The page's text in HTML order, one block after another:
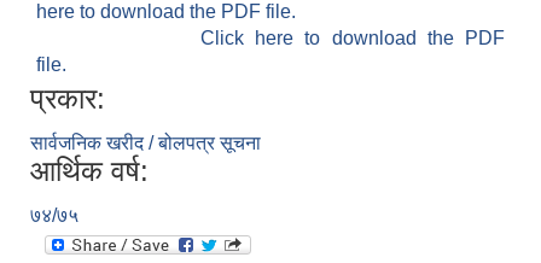
here to download the PDF file.
Click here to download the PDF
file.
प्रकार:
सार्वजनिक खरीद / बोलपत्र सूचना
आर्थिक वर्ष:
७४/७५